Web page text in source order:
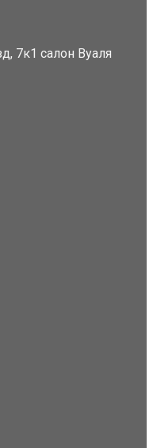
7к1 салон Вуаля